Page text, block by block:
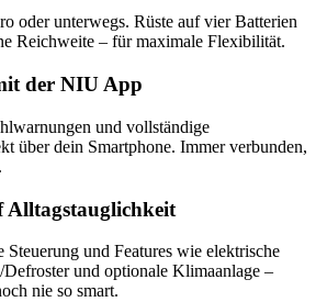
oder unterwegs. Rüste auf vier Batterien
Reichweite – für maximale Flexibilität.
der NIU App
und vollständige
über dein Smartphone. Immer verbunden,
und Features wie elektrische
Defroster und optionale Klimaanlage –
nie so smart.